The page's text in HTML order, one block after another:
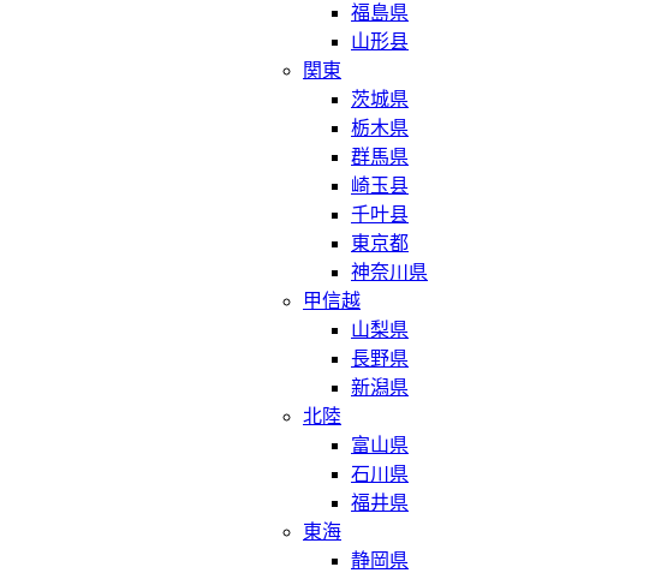
福島県
山形县
関東
茨城県
栃木県
群馬県
崎玉县
千叶县
東京都
神奈川県
甲信越
山梨県
長野県
新潟県
北陸
富山県
石川県
福井県
東海
静岡県